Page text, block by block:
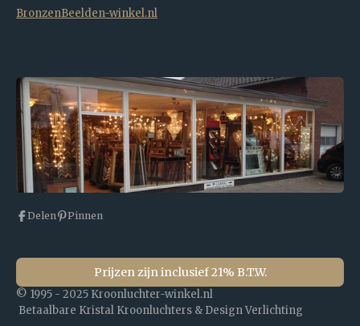
BronzenBeelden-winkel.nl
Delen Pinnen
Prijzen zijn inclusief 21% B.T.W.
© 1995 - 2025 Kroonluchter-winkel.nl
Betaalbare Kristal Kroonluchters & Design Verlichting